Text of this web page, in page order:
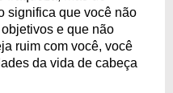
significa que você não
e que não
ruim com você, você
da vida de cabeça